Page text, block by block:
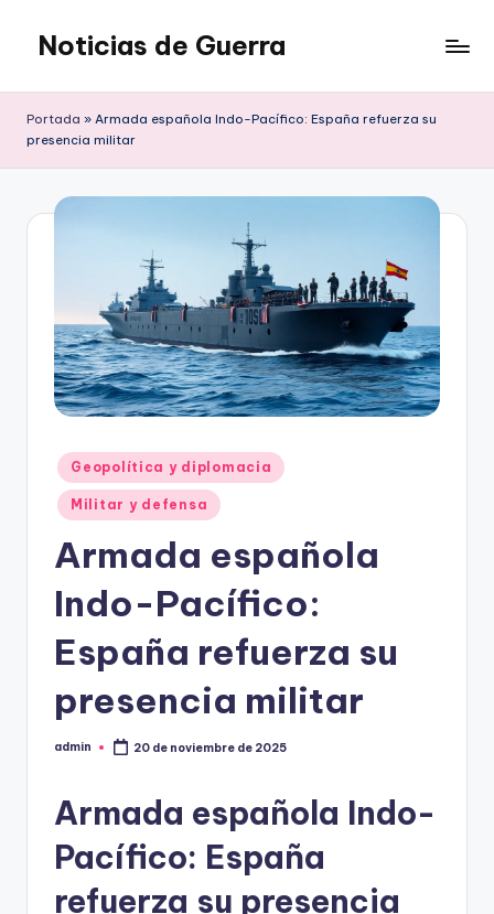
Saltar
contenido
Noticias de Guerra
Portada » Armada española Indo-Pacífico: España refuerza su
presencia militar
Publicado
en
Geopolítica y diplomacia
Militar y defensa
Armada española
Indo-Pacífico:
España refuerza su
presencia militar
Publicado
admin 20 de noviembre de 2025
Armada española Indo-
Pacífico: España
refuerza su presencia